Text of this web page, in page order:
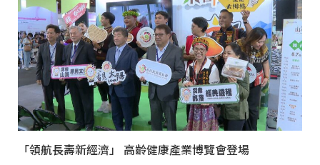
「領航長壽新經濟」 高齡健康產業博覽會登場